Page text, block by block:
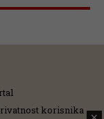
korisnika